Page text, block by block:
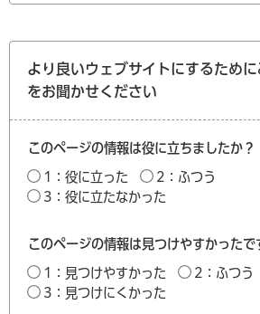
より良いウェブサイトにするため
をお聞かせください
このページの情報は役に立ちましたか？
1：役に立った
2：ふつう
3：役に立たなかった
このページの情報は見つけやすかったで
1：見つけやすかった
2：ふつう
3：見つけにくかった